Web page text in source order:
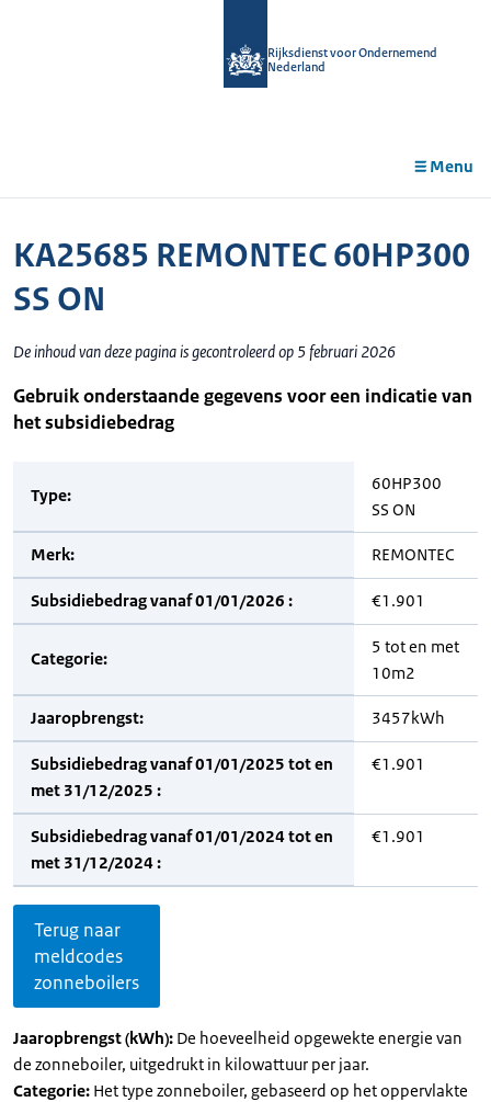
Rijksdienst voor Ondernemend
Nederland
Menu
KA25685 REMONTEC 60HP300
SS ON
De inhoud van deze pagina is gecontroleerd op 5 februari 2026
Gebruik onderstaande gegevens voor een indicatie van
het subsidiebedrag
Type:
60HP300
SS ON
Merk: REMONTEC
Subsidiebedrag vanaf 01/01/2026 : €1.901
Categorie:
5 tot en met
10m2
Jaaropbrengst: 3457kWh
Subsidiebedrag vanaf 01/01/2025 tot en
met 31/12/2025 :
€1.901
Subsidiebedrag vanaf 01/01/2024 tot en
met 31/12/2024 :
€1.901
Terug naar
meldcodes
zonneboilers
Jaaropbrengst (kWh): De hoeveelheid opgewekte energie van
de zonneboiler, uitgedrukt in kilowattuur per jaar.
Categorie: Het type zonneboiler, gebaseerd op het oppervlakte